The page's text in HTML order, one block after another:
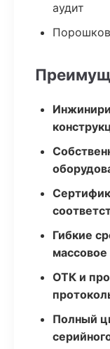
аудит
Гибкие
ОТК и
Полный